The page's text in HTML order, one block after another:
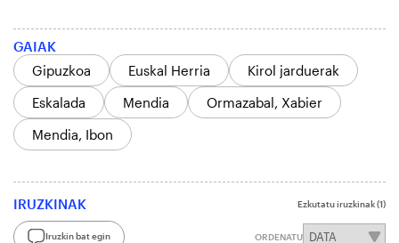
GAIAK
Gipuzkoa
Euskal Herria
Kirol jarduerak
Eskalada
Mendia
Ormazabal, Xabier
Mendia, Ibon
IRUZKINAK Ezkutatu iruzkinak(1)
Iruzkin bat egin ORDENATU